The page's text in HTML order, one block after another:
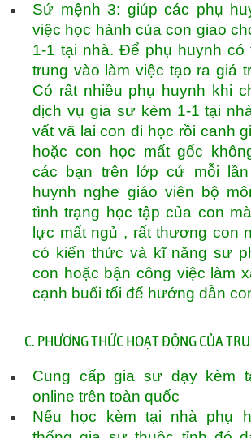
Sứ mệnh 3: giúp các phụ
việc học hành của con giao
1-1 tại nhà. Để phụ huynh có
trung vào làm việc tạo ra giá
Có rất nhiều phụ huynh khi
dịch vụ gia sư kèm 1-1 tại
vất vã lai con đi học rồi canh
hoặc con học mất gốc
các bạn trên lớp cứ mỗi
huynh nghe giáo viên bộ
tình trạng học tập của con
lực mất ngủ , rất thương con
có kiến thức và kĩ năng sư
con hoặc bận công việc làm
cạnh buổi tối để hướng dẫn
C. PHƯƠNG THỨC HOẠT ĐỘNG CỦA
Cung cấp gia sư dạy kèm
online trên toàn quốc
Nếu học kèm tại nhà phụ